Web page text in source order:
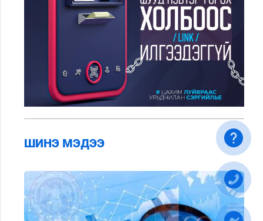
ШИНЭ МЭДЭЭ